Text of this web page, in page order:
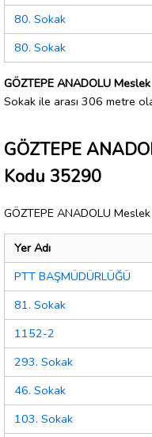
80. Sokak
80. Sokak
GÖZTEPE ANADOLU
Sokak ile arası 306 metre
GÖZTEPE
Kodu 35290
GÖZTEPE ANADOLU
Yer Adı
PTT BAŞMÜDÜRLÜĞÜ
81. Sokak
1152-2
293. Sokak
46. Sokak
103. Sokak